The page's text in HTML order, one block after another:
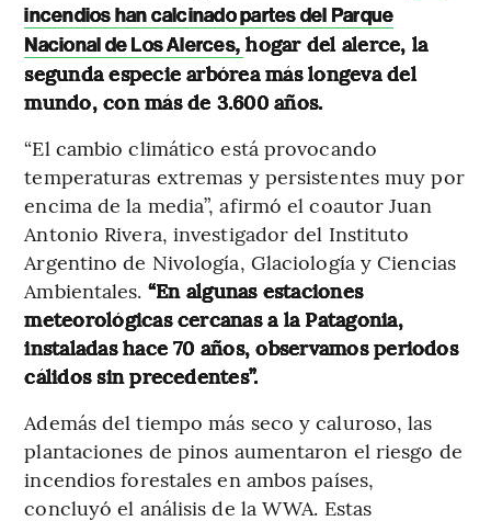
incendios han calcinado partes del Parque
Nacional de Los Alerces, hogar del alerce, la
segunda especie arbórea más longeva del
mundo, con más de 3.600 años.
“El cambio climático está provocando
temperaturas extremas y persistentes muy por
encima de la media”, afirmó el coautor Juan
Antonio Rivera, investigador del Instituto
Argentino de Nivología, Glaciología y Ciencias
Ambientales. “En algunas estaciones
meteorológicas cercanas a la Patagonia,
instaladas hace 70 años, observamos periodos
cálidos sin precedentes”.
Además del tiempo más seco y caluroso, las
plantaciones de pinos aumentaron el riesgo de
incendios forestales en ambos países,
concluyó el análisis de la WWA. Estas